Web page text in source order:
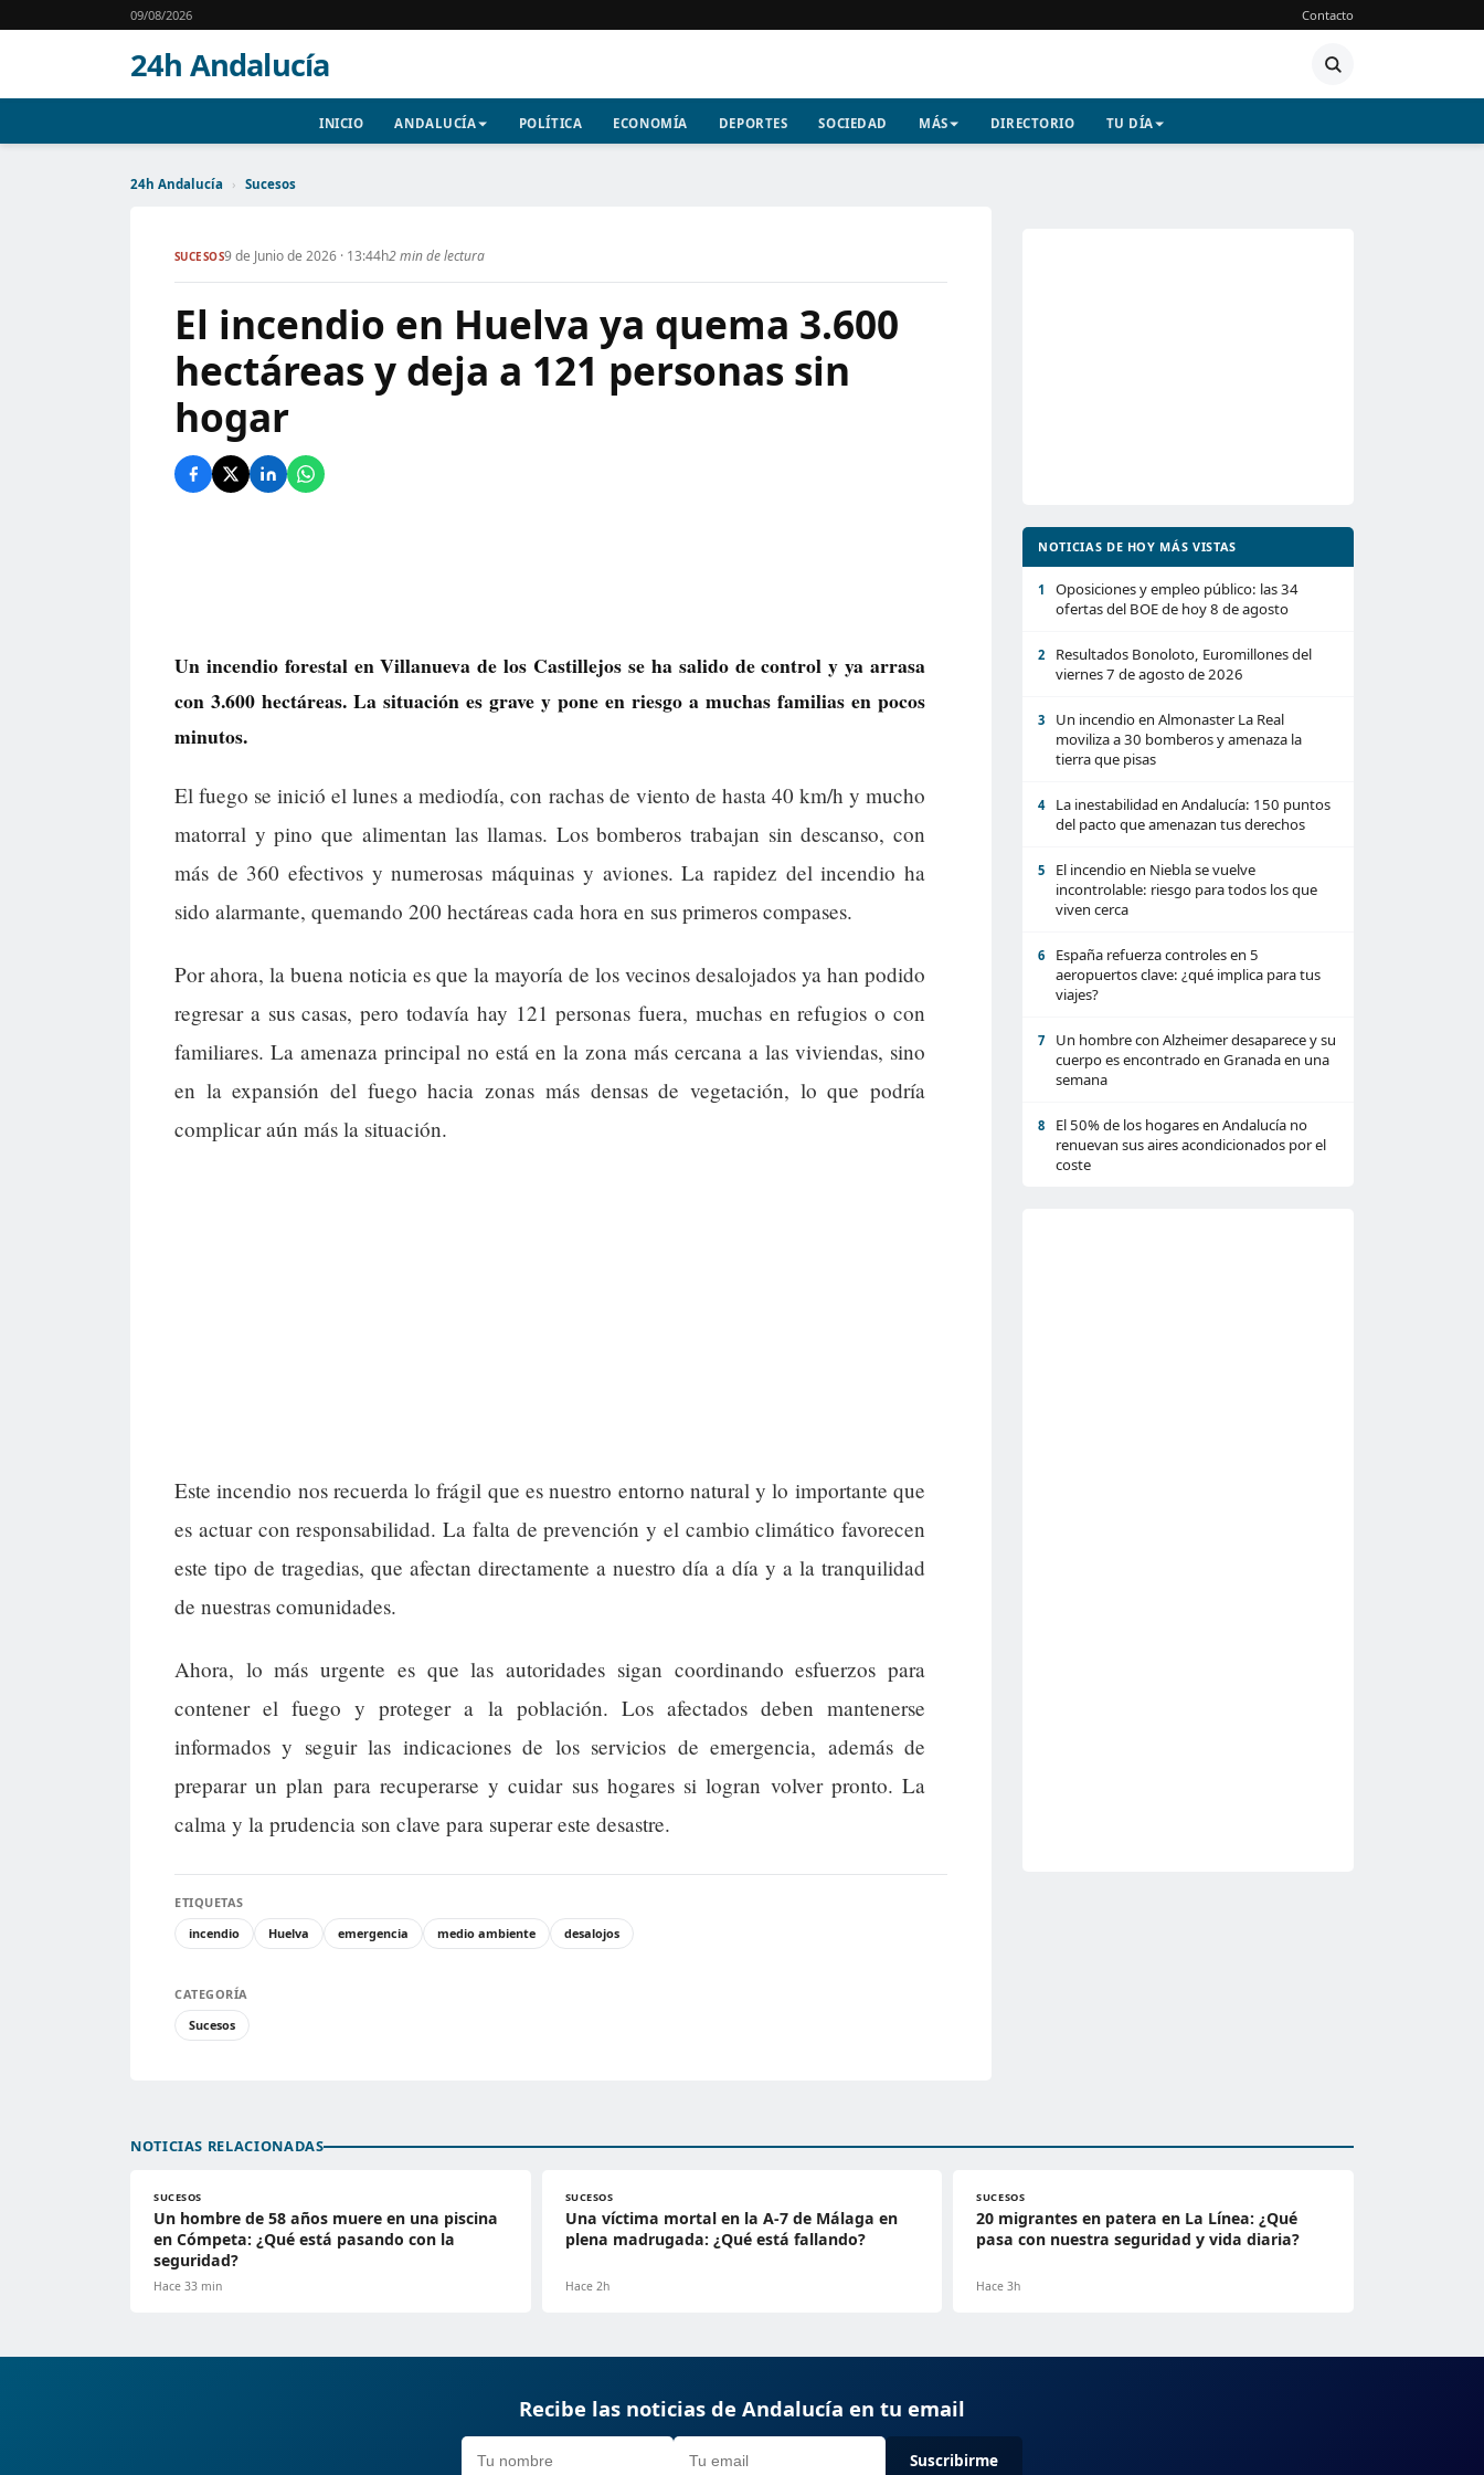
09/08/2026 Contacto
24h Andalucía
INICIO ANDALUCÍA POLÍTICA ECONOMÍA DEPORTES SOCIEDAD MÁS DIRECTORIO TU DÍA
24h Andalucía › Sucesos
SUCESOS9 de Junio de 2026 · 13:44h2 min de lectura
El incendio en Huelva ya quema 3.600
hectáreas y deja a 121 personas sin
hogar
Un incendio forestal en Villanueva de los Castillejos se ha salido de control y ya arrasa
con 3.600 hectáreas. La situación es grave y pone en riesgo a muchas familias en pocos
minutos.
El fuego se inició el lunes a mediodía, con rachas de viento de hasta 40 km/h y mucho
matorral y pino que alimentan las llamas. Los bomberos trabajan sin descanso, con
más de 360 efectivos y numerosas máquinas y aviones. La rapidez del incendio ha
sido alarmante, quemando 200 hectáreas cada hora en sus primeros compases.
Por ahora, la buena noticia es que la mayoría de los vecinos desalojados ya han podido
regresar a sus casas, pero todavía hay 121 personas fuera, muchas en refugios o con
familiares. La amenaza principal no está en la zona más cercana a las viviendas, sino
en la expansión del fuego hacia zonas más densas de vegetación, lo que podría
complicar aún más la situación.
Este incendio nos recuerda lo frágil que es nuestro entorno natural y lo importante que
es actuar con responsabilidad. La falta de prevención y el cambio climático favorecen
este tipo de tragedias, que afectan directamente a nuestro día a día y a la tranquilidad
de nuestras comunidades.
Ahora, lo más urgente es que las autoridades sigan coordinando esfuerzos para
contener el fuego y proteger a la población. Los afectados deben mantenerse
informados y seguir las indicaciones de los servicios de emergencia, además de
preparar un plan para recuperarse y cuidar sus hogares si logran volver pronto. La
calma y la prudencia son clave para superar este desastre.
ETIQUETAS
incendio
Huelva emergencia medio ambiente desalojos
CATEGORÍA
Sucesos
NOTICIAS DE HOY MÁS VISTAS
1
Oposiciones y empleo público: las 34
ofertas del BOE de hoy 8 de agosto
2
Resultados Bonoloto, Euromillones del
viernes 7 de agosto de 2026
3
Un incendio en Almonaster La Real
moviliza a 30 bomberos y amenaza la
tierra que pisas
4
La inestabilidad en Andalucía: 150 puntos
del pacto que amenazan tus derechos
5
El incendio en Niebla se vuelve
incontrolable: riesgo para todos los que
viven cerca
6
España refuerza controles en 5
aeropuertos clave: ¿qué implica para tus
viajes?
7
Un hombre con Alzheimer desaparece y su
cuerpo es encontrado en Granada en una
semana
8
El 50% de los hogares en Andalucía no
renuevan sus aires acondicionados por el
coste
NOTICIAS RELACIONADAS
SUCESOS
Un hombre de 58 años muere en una piscina
en Cómpeta: ¿Qué está pasando con la
seguridad?
Hace 33 min
SUCESOS
Una víctima mortal en la A-7 de Málaga en
plena madrugada: ¿Qué está fallando?
Hace 2h
SUCESOS
20 migrantes en patera en La Línea: ¿Qué
pasa con nuestra seguridad y vida diaria?
Hace 3h
Recibe las noticias de Andalucía en tu email
Suscribirme